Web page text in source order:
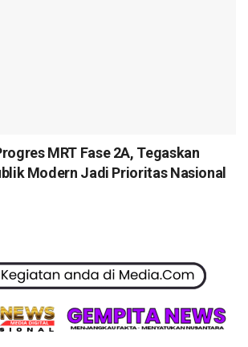
MRT Fase 2A, Tegaskan
Modern Jadi Prioritas Nasional